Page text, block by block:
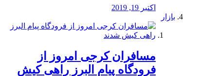
اکتبر 19, 2019
بازار
مسافران کرجی امروز از
فرودگاه پیام البرز راهی کیش